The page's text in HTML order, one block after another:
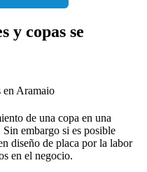
y copas se
de una copa en una
embargo si es posible
diseño de placa por la labor
en el negocio.